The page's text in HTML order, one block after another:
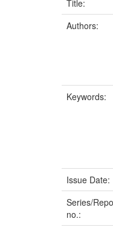
Title:
Authors:
Keywords:
Issue Date:
Series/
no.: